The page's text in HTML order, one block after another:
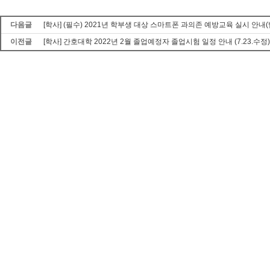
다음글
[학사] (필수) 2021년 학부생 대상 스마트폰 과의존 예방교육 실시 안내
이전글
[학사] 간호대학 2022년 2월 졸업예정자 졸업시험 일정 안내 (7.23.수정)